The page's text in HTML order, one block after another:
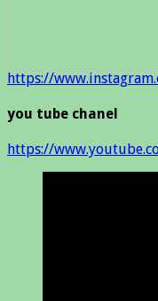
https://
you tube chanel
https://